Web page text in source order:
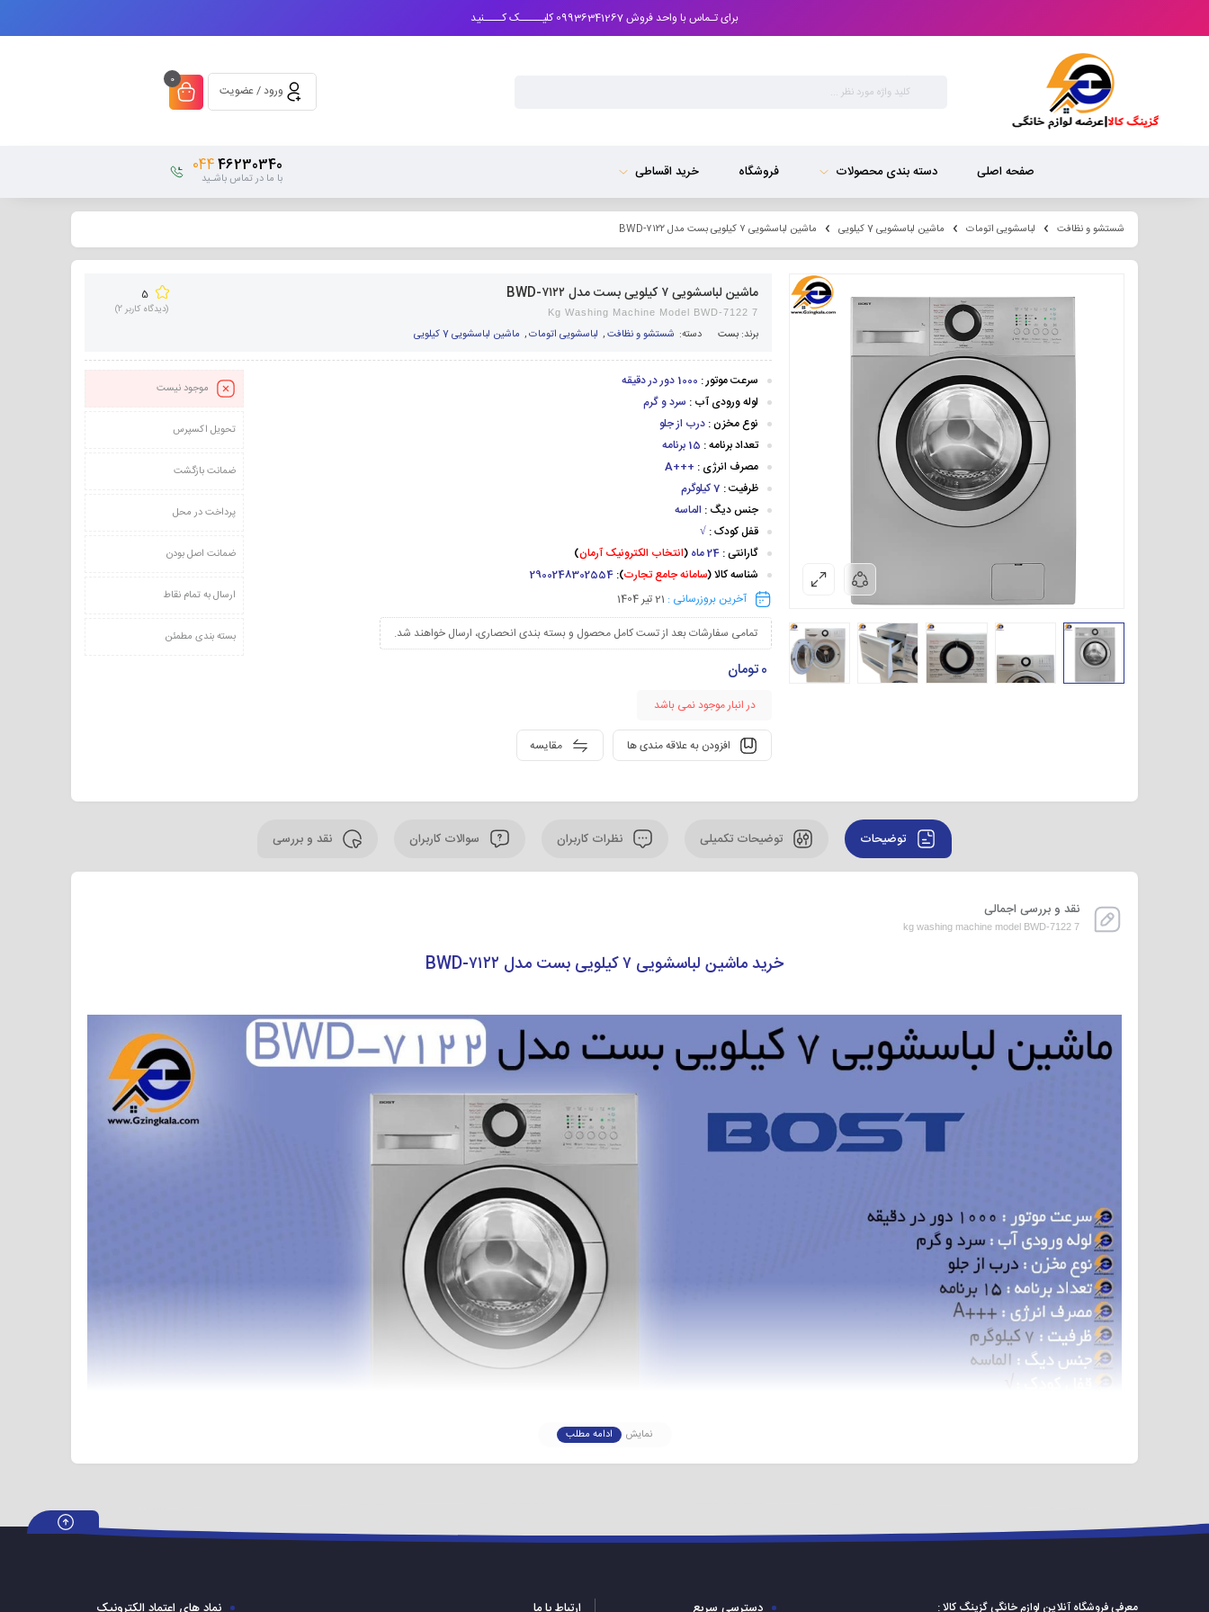
برای تـماس با واحد فروش 09936341267 کلیـــــک کــــنید
ورود / عضویت
0
صفحه اصلی دسته بندی محصولات فروشگاه خرید اقساطی 46230340
044
با ما در تماس باشـید
شستشو و نظافت لباسشویی اتومات ماشین لباسشویی 7 کیلویی ماشین لباسشویی ۷ کیلویی بست مدل BWD-۷۱۲۲
ماشین لباسشویی ۷ کیلویی بست مدل BWD-۷۱۲۲
7 Kg Washing Machine Model BWD-7122
5
(دیدگاه کاربر 2
)
برند: بست دسته: شستشو و نظافت, لباسشویی اتومات, ماشین لباسشویی 7 کیلویی
سرعت موتور :
لوله ورودی آب : سرد و گرم
نوع مخزن : درب از جلو
تعداد برنامه :
مصرف انرژی : +++A
ظرفیت : 7 کیلوگرم
جنس دیگ : الماسه
قفل کودک : √
گارانتی : 24 ماه (انتخاب الکترونیک آرمان)
شناسه کالا (سامانه جامع تجارت):
2900248302554
آخرین بروزرسانی : 21 تیر 1404
تمامی سفارشات بعد از تست کامل محصول و بسته بندی انحصاری، ارسال خواهند شد.
0تومان
در انبار موجود نمی باشد
مقایسه افزودن به علاقه مندی ها
موجود نیست
تحویل اکسپرس
ضمانت بازگشت
پرداخت در محل
ضمانت اصل بودن
ارسال به تمام نقاط
بسته بندی مطمئن
توضیحات توضیحات تکمیلی نظرات کاربران سوالات کاربران نقد و بررسی
نقد و بررسی اجمالی
7 kg washing machine model BWD-7122
خرید ماشین لباسشویی ۷ کیلویی بست مدل BWD-۷۱۲۲
ماشین لباسشویی ۷ کیلویی بست مدل BWD-۷۱۲۲ یکی از بهترین ماشین لباسشویی های برند BOST است. سرعت موتور این لباسشویی ۱۰۰۰ دور در دقیقه میباشد. فناوری نانو سیلور از مزیت های لباسشویی
نکات ایمنی در مورد ماشین لباسشویی بست
نمایش ادامه مطلب
معرفی فروشگاه آنلاین لوازم خانگی گزینگ کالا :